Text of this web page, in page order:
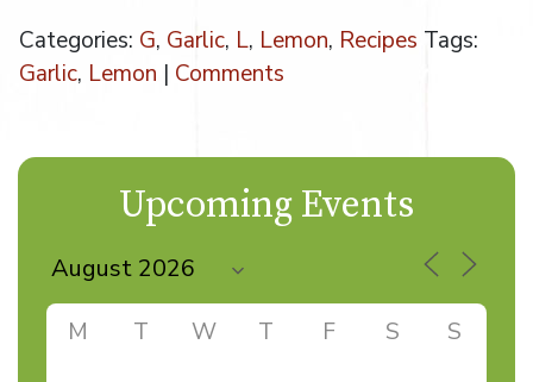
Categories: G, Garlic, L, Lemon, Recipes Tags:
Garlic, Lemon | Comments
Upcoming Events
M T W T F S S